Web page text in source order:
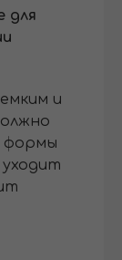
для
и
формы
уходит